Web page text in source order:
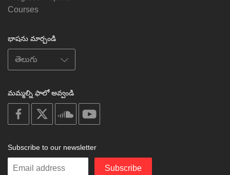
Courses
భాషను మార్చండి
మమ్మల్ని ఫాలో అవ్వండి
on
facebook
soundcloud
Subscribe to our newsletter
Enter
Subscribe